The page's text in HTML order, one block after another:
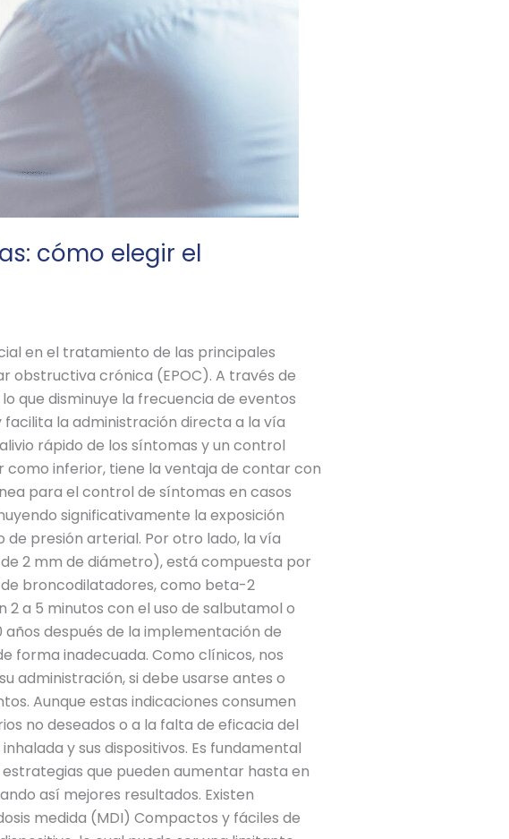
cómo elegir el
en el tratamiento de las principales
obstructiva crónica (EPOC). A través de
que disminuye la frecuencia de eventos
la administración directa a la vía
rápido de los síntomas y un control
inferior, tiene la ventaja de contar con
para el control de síntomas en casos
significativamente la exposición
presión arterial. Por otro lado, la vía
2 mm de diámetro), está compuesta por
broncodilatadores, como beta-2
a 5 minutos con el uso de salbutamol o
después de la implementación de
forma inadecuada. Como clínicos, nos
administración, si debe usarse antes o
Aunque estas indicaciones consumen
no deseados o a la falta de eficacia del
y sus dispositivos. Es fundamental
que pueden aumentar hasta en
así mejores resultados. Existen
medida (MDI) Compactos y fáciles de